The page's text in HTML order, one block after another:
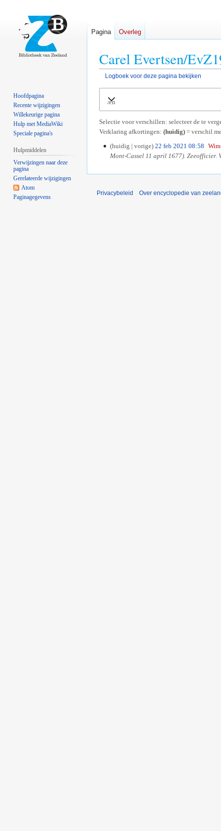
Carel Evertsen/
Logboek voor deze pagina bekijken
navigatie
zoeken
Uitvouwen
Selectie voor verschillen: selecteer de te
Verklaring afkortingen: (huidig) = verschil
e
2
huidig vorige 22 feb 2021 08:58
Mont-Cassel 11 april 1677). Zeeofficier.
Pagina Overleg
Hoofdpagina
Recente wijzigingen
Willekeurige pagina
Hulp met MediaWiki
Speciale pagina's
Hulpmiddelen
Verwijzingen naar deze
pagina
Gerelateerde wijzigingen
Atom
Paginagegevens
Privacybeleid Over encyclopedie van